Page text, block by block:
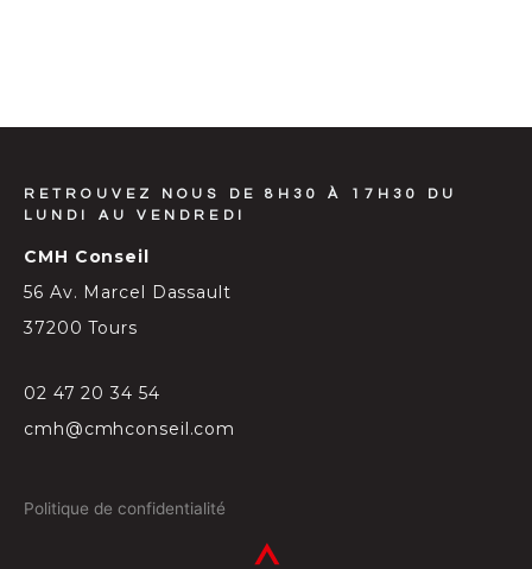
RETROUVEZ NOUS DE 8H30 À 17H30 DU
LUNDI AU VENDREDI
CMH Conseil
56 Av. Marcel Dassault
37200 Tours
02 47 20 34 54
cmh@cmhconseil.com
Politique de confidentialité